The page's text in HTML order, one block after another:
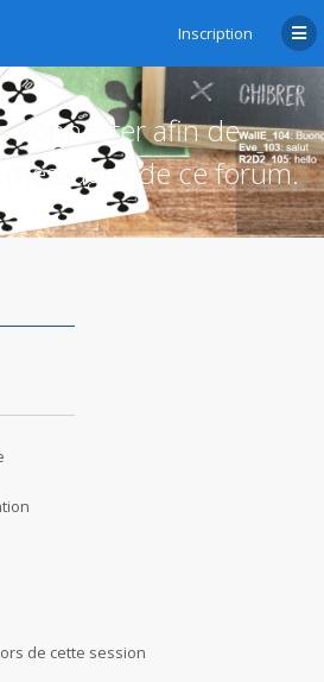
Inscription
connecter afin de
de ce forum.
de cette session